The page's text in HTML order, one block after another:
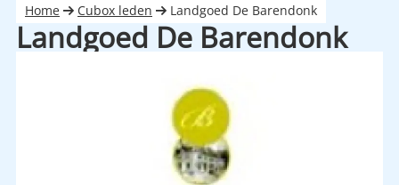
Home Cubox leden Landgoed De Barendonk
Landgoed De Barendonk